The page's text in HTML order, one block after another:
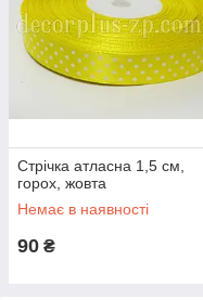
Стрічка атласна 1,5 см,
горох, жовта
Немає в наявності
90 ₴